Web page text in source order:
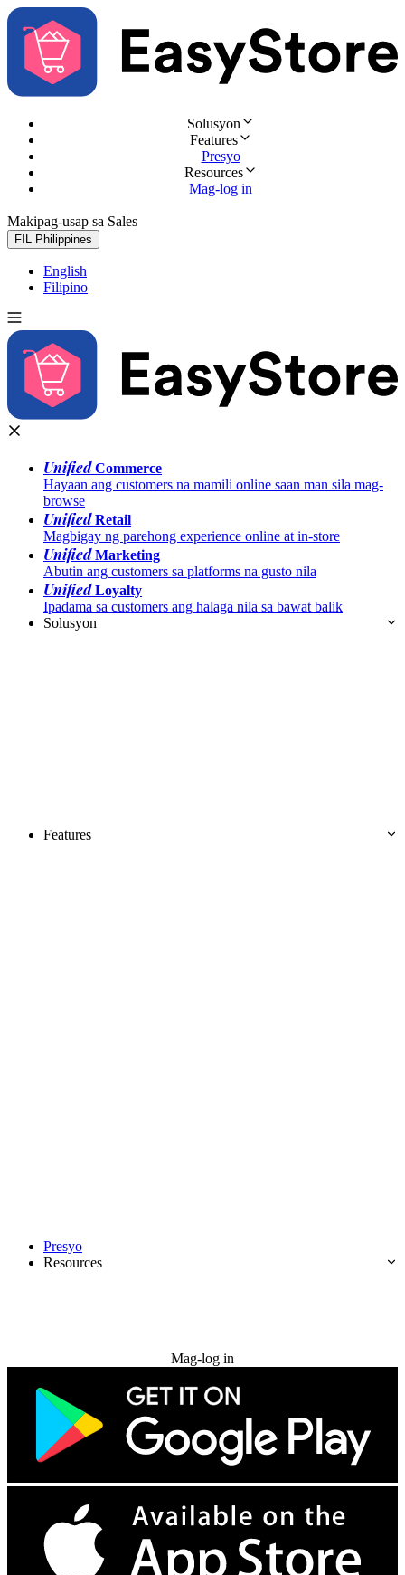
Solusyon
Features
Presyo
Resources
Mag-log in
Makipag-usap sa Sales
FIL Philippines
English
Filipino
UnifiedCommerce
Hayaan ang customers na mamili online saan man sila mag-
browse
UnifiedRetail
Magbigay ng parehong experience online at in-store
UnifiedMarketing
Abutin ang customers sa platforms na gusto nila
UnifiedLoyalty
Ipadama sa customers ang halaga nila sa bawat balik
Solusyon
Features
Presyo
Resources
Mag-log in